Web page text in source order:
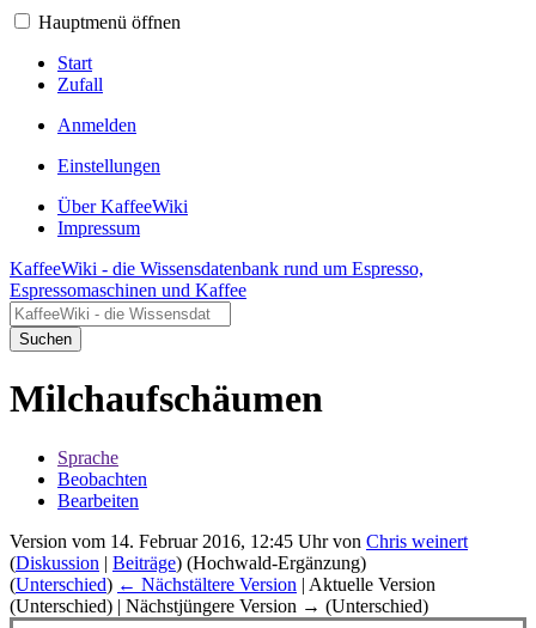
Hauptmenü öffnen
Start
Zufall
Anmelden
Einstellungen
Über KaffeeWiki
Impressum
KaffeeWiki - die Wissensdatenbank rund um Espresso,
Espressomaschinen und Kaffee
Suchen
Milchaufschäumen
Sprache
Beobachten
Bearbeiten
Version vom 14. Februar 2016, 12:45 Uhr von Chris weinert
(Diskussion | Beiträge) (Hochwald-Ergänzung)
(Unterschied) ← Nächstältere Version | Aktuelle Version
(Unterschied) | Nächstjüngere Version → (Unterschied)